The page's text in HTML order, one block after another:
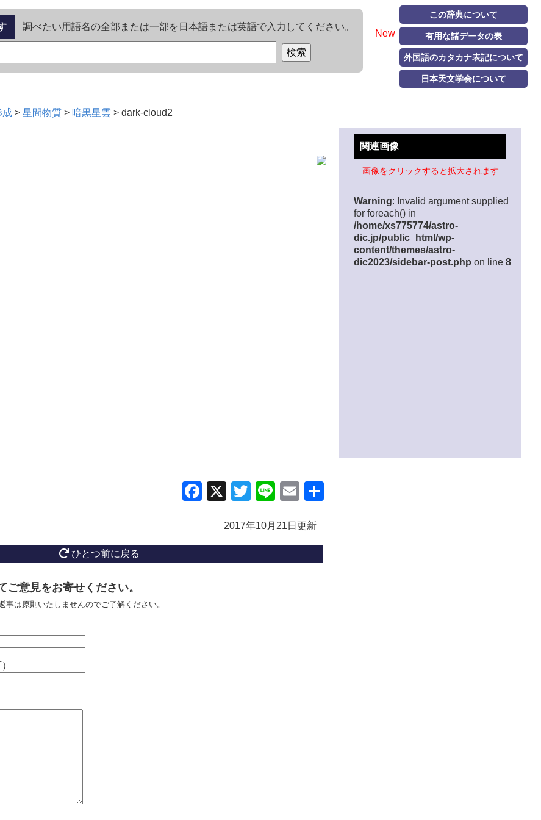
New
この辞典について
有用な諸データの表
外国語のカタカナ表記について
日本天文学会について
調べたい用語名の全部または一部を日本語または英語で入力してください。
成 > 星間物質 > 暗黒星雲 > dark-cloud2
Facebook
X TwitterLineEmail
2017年10月21日更新
ひとつ前に戻る
ご意見をお寄せください。
は原則いたしませんのでご了解ください。
関連画像
画像をクリックすると拡大されます
Warning: Invalid argument supplied
for foreach() in
/home/xs775774/astro-
dic.jp/public_html/wp-
content/themes/astro-
dic2023/sidebar-post.php on line 8